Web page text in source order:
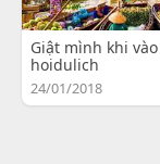
Giật mình khi
hoidulich
24/01/2018